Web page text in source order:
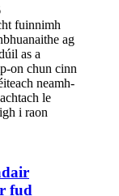
fuinnimh
ag
as a
on chun cinn
neamh-
le
i raon
fud